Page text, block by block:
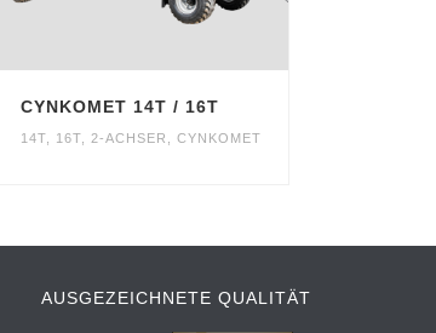
CYNKOMET 14T / 16T
14T, 16T, 2-ACHSER CYNKOMET
AUSGEZEICHNETE QUALITÄT